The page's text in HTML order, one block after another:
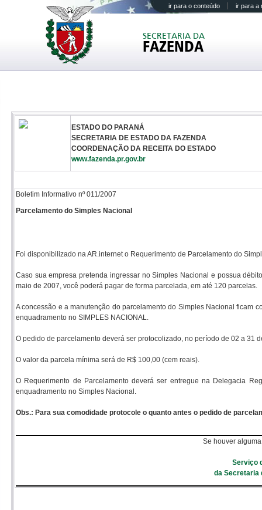
ir para o conteúdo ir para a
SECRETARIA DA
FAZENDA
ESTADO DO PARANÁ
SECRETARIA DE ESTADO DA FAZENDA
COORDENAÇÃO DA RECEITA DO ESTADO
www.fazenda.pr.gov.br
Boletim Informativo nº 011/2007
Parcelamento do Simples Nacional
Foi disponibilizado na AR.internet o Requerimento de Parcelamento do
Caso sua empresa pretenda ingressar no Simples Nacional e possua
maio de 2007, você poderá pagar de forma parcelada, em até 120 parcelas.
A concessão e a manutenção do parcelamento do Simples Nacional ficam
enquadramento no SIMPLES NACIONAL.
O pedido de parcelamento deverá ser protocolizado, no período de 02 a
O valor da parcela mínima será de R$ 100,00 (cem reais).
O Requerimento de Parcelamento deverá ser entregue na Delegacia
enquadramento no Simples Nacional.
Obs.: Para sua comodidade protocole o quanto antes o pedido de
Se houver
Serviço
da Secretaria